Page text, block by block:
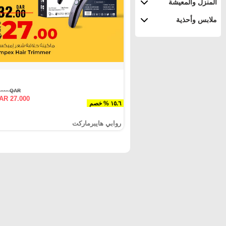
المنزل والمعيشة
ملابس وأحذية
١٥.٦ % خصم
QAR ٣٢.٠٠٠
27.000
روابي هايبرماركت